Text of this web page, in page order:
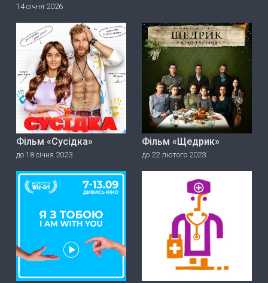
14 січня 2026
Фільм «Сусідка»
до 18 січня 2023
Фільм «Щедрик»
до 22 лютого 2023